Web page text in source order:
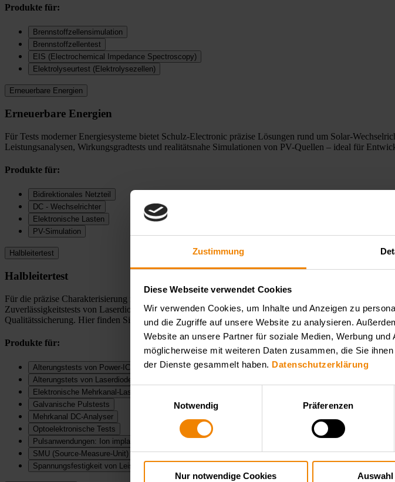
Zustimmung
Diese Webseite verwendet Cookies
Wir verwenden Cookies, um Inhalte und Anzeigen zu
und die Zugriffe auf unsere Website zu analysieren.
Website an unsere Partner für soziale Medien, Werbung
möglicherweise mit weiteren Daten zusammen, die Sie
der Dienste gesammelt haben. Datenschutzerklärung
Einwilligungsauswahl
Notwendig
Präferenzen
Nur notwendige Cookies Auswahl
Produkte für:
Brennstoffzellensimulation
Brennstoffzellentest
EIS (Electrochemical Impedance Spectroscopy)
Elektrolyseurtest (Elektrolysezellen)
Erneuerbare Energien
Erneuerbare Energien
Für Tests moderner Energiesysteme bietet Schulz-Electronic präzise Lösungen rund um Solar-
Leistungsanalysen, Wirkungsgradtests und realitätsnahe Simulationen von PV-Quellen – ideal für
Produkte für:
Bidirektionales Netzteil
DC - Wechselrichter
Elektronische Lasten
PV-Simulation
Halbleitertest
Halbleitertest
Für die präzise Charakterisierung moderner Halbleiter bietet Schulz Electronic leistungsfähige
Zuverlässigkeitstests von Laserdioden. Unsere Systeme ermöglichen exakte Parametererfassung,
Qualitätssicherung. Hier finden Sie die passenden Produkte für Ihre Anwendung.
Produkte für:
Alterungstests von Power-IC's, DC-DC-Modulen
Alterungstets von Laserdioden, LED, Dioden
Elektronische Mehrkanal-Lasten
Galvanische Pulstests
Mehrkanal DC-Analyser
Optoelektronische Tests
Pulsanwendungen: Ion implantation, Laserpumpen, Galvanisierung
SMU (Source-Measure-Unit)
Spannungsfestigkeit von Leistungshalbleitern